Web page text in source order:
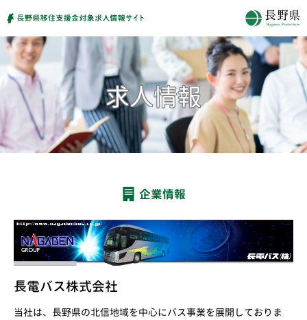
企業情報
長電バス株式会社
当社は、長野県の北信地域を中心にバス事業を展開しておりま